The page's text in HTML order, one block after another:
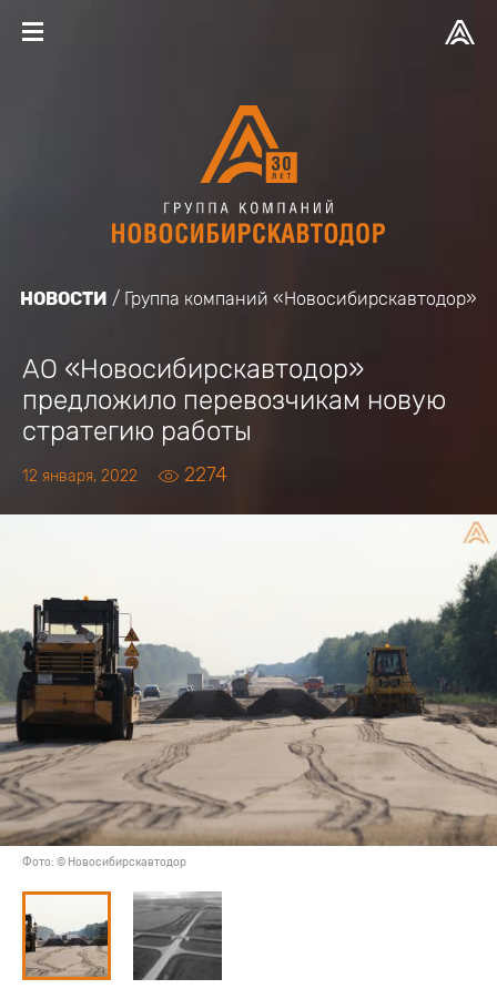
НОВОСТИ Группа компаний «Новосибирскавтодор»
АО «Новосибирскавтодор»
предложило перевозчикам новую
стратегию работы
12 января, 2022 2274
Фото: © Новосибирскавтодор